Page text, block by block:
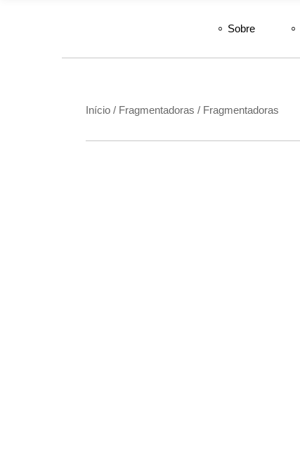
Sobre
Início Fragmentadoras Fragmentadoras